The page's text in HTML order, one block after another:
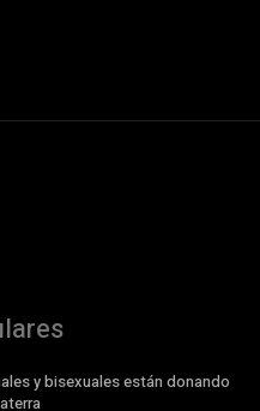
y bisexuales están donando